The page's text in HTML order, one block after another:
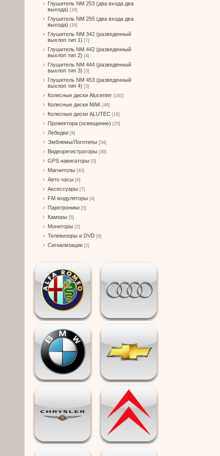
Глушитель NM 253 (два входа два
выхода) [16]
Глушитель NM 255 (два входа два
выхода) [16]
Глушитель NM 342 (разведенный
выхлоп тип 1) [7]
Глушитель NM 442 (разведенный
выхлоп тип 2) [4]
Глушитель NM 444 (разведенный
выхлоп тип 3) [3]
Глушитель NM 453 (разведенный
выхлоп тип 4) [3]
Колесные диски Alucenter [181]
Колесные диски MAK [46]
Колесные диски ALUTEC [18]
Прожектора (освещение) [25]
Лебедки [9]
Эмблемы/Логотипы [54]
Видеорегистраторы [39]
GPS навигаторы [5]
Магнитолы [40]
Авто часы [8]
Аксессуары [7]
FM модуляторы [4]
Парктроники [5]
Камеры [5]
Мониторы [2]
Телевизоры и DVD [8]
Сигнализации [2]